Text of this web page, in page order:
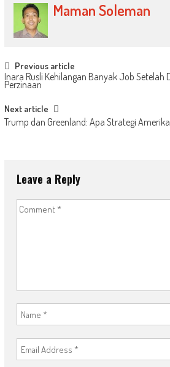
Maman Soleman
Post
navigation
Previous article
Inara Rusli Kehilangan Banyak Job Setelah
Perzinaan
Next article
Trump dan Greenland: Apa Strategi
Leave a Reply